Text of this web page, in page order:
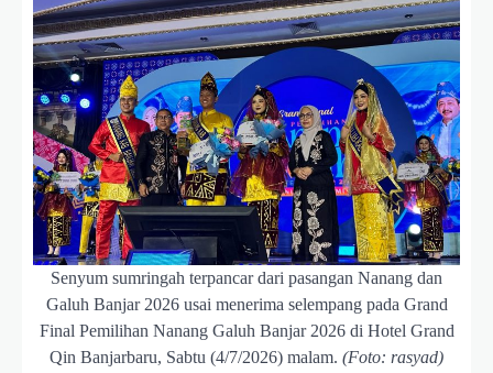
Senyum sumringah terpancar dari pasangan Nanang dan
Galuh Banjar 2026 usai menerima selempang pada Grand
Final Pemilihan Nanang Galuh Banjar 2026 di Hotel Grand
Qin Banjarbaru, Sabtu (4/7/2026) malam. (Foto: rasyad)